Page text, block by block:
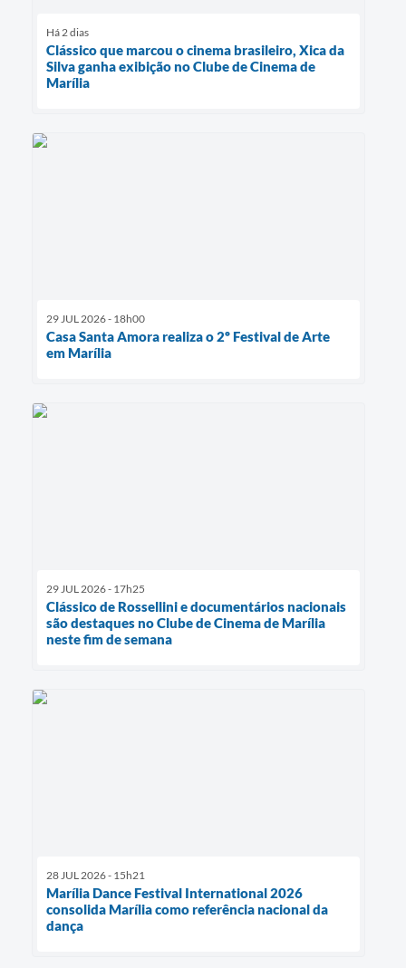
Há 2 dias
Clássico que marcou o cinema brasileiro, Xica da
Silva ganha exibição no Clube de Cinema de
Marília
29 JUL 2026 - 18h00
Casa Santa Amora realiza o 2º Festival de Arte
em Marília
29 JUL 2026 - 17h25
Clássico de Rossellini e documentários nacionais
são destaques no Clube de Cinema de Marília
neste fim de semana
28 JUL 2026 - 15h21
Marília Dance Festival International 2026
consolida Marília como referência nacional da
dança